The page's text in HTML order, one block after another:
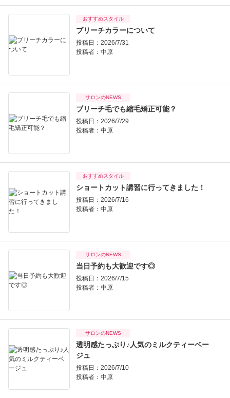
おすすめスタイル
ブリーチカラーについて
投稿日：2026/7/31
投稿者： 中原
サロンのNEWS
ブリーチ毛でも縮毛矯正可能？
投稿日：2026/7/29
投稿者： 中原
おすすめスタイル
ショートカット講習に行ってきました！
投稿日：2026/7/16
投稿者： 中原
サロンのNEWS
当日予約も大歓迎です◎
投稿日：2026/7/15
投稿者： 中原
サロンのNEWS
透明感たっぷり♪人気のミルクティーベー
ジュ
投稿日：2026/7/10
投稿者： 中原